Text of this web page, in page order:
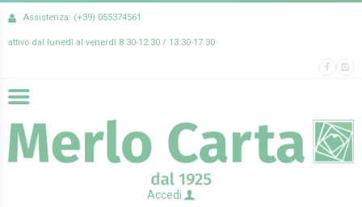
Assistenza: (+39) 055374561
attivo dal lunedì al venerdì 8:30-12:30 / 13:30-17:30
Accedi